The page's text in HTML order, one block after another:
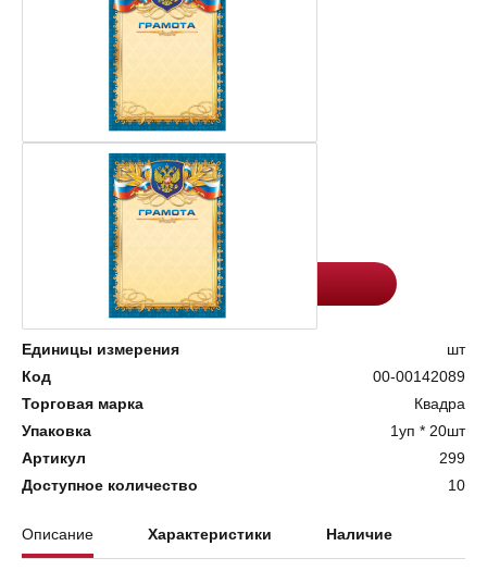
Цена:
24.3
Добавить в корзину
Единицы измерения
шт
Код
00-00142089
Торговая марка
Квадра
Упаковка
1уп * 20шт
Артикул
299
Доступное количество
10
Описание Характеристики Наличие